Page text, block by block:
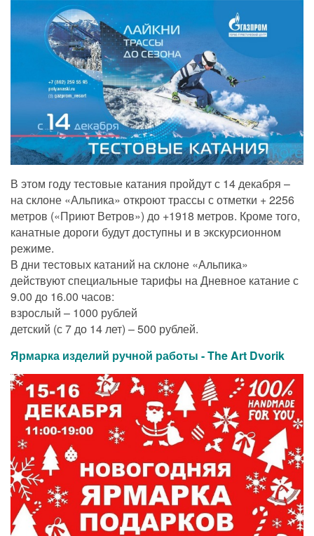
В этом году тестовые катания пройдут с 14 декабря –
на склоне «Альпика» откроют трассы с отметки + 2256
метров («Приют Ветров») до +1918 метров. Кроме того,
канатные дороги будут доступны и в экскурсионном
режиме.
В дни тестовых катаний на склоне «Альпика»
действуют специальные тарифы на Дневное катание с
9.00 до 16.00 часов:
взрослый – 1000 рублей
детский (с 7 до 14 лет) – 500 рублей.
Ярмарка изделий ручной работы - The Art Dvorik